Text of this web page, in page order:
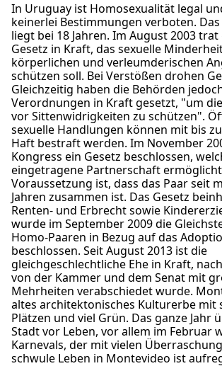
In Uruguay ist Homosexualität legal
keinerlei Bestimmungen verboten.
liegt bei 18 Jahren. Im August 2003 trat
Gesetz in Kraft, das sexuelle
körperlichen und verleumderischen
schützen soll. Bei Verstößen drohen
Gleichzeitig haben die Behörden
Verordnungen in Kraft gesetzt, "um
vor Sittenwidrigkeiten zu schützen".
sexuelle Handlungen können mit bis
Haft bestraft werden. Im November
Kongress ein Gesetz beschlossen,
eingetragene Partnerschaft
Voraussetzung ist, dass das Paar seit
Jahren zusammen ist. Das Gesetz
Renten- und Erbrecht sowie
wurde im September 2009 die
Homo-Paaren in Bezug auf das
beschlossen. Seit August 2013 ist die
gleichgeschlechtliche Ehe in Kraft,
von der Kammer und dem Senat mit
Mehrheiten verabschiedet wurde.
altes architektonisches Kulturerbe mit
Plätzen und viel Grün. Das ganze Jahr
Stadt vor Leben, vor allem im Februar
Karnevals, der mit vielen
schwule Leben in Montevideo ist